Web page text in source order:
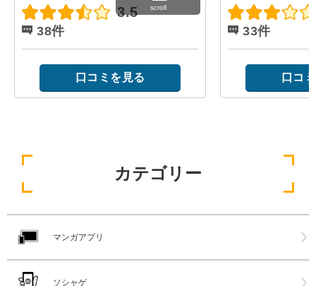
3.5
38件
口コミを見る
33件
口コ
scroll
カテゴリー
マンガアプリ
ソシャゲ